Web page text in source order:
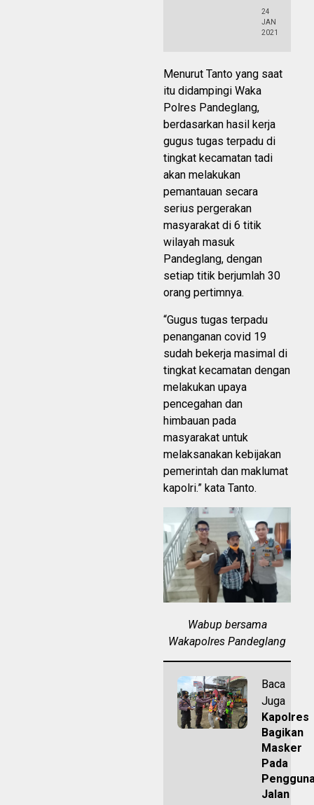
24
JAN
2021
Menurut Tanto yang saat
itu didampingi Waka
Polres Pandeglang,
berdasarkan hasil kerja
gugus tugas terpadu di
tingkat kecamatan tadi
akan melakukan
pemantauan secara
serius pergerakan
masyarakat di 6 titik
wilayah masuk
Pandeglang, dengan
setiap titik berjumlah 30
orang pertimnya.
“Gugus tugas terpadu
penanganan covid 19
sudah bekerja masimal di
tingkat kecamatan dengan
melakukan upaya
pencegahan dan
himbauan pada
masyarakat untuk
melaksanakan kebijakan
pemerintah dan maklumat
kapolri.” kata Tanto.
Wabup bersama
Wakapolres Pandeglang
Baca
Juga
Kapolres
Bagikan
Masker
Pada
Jalan